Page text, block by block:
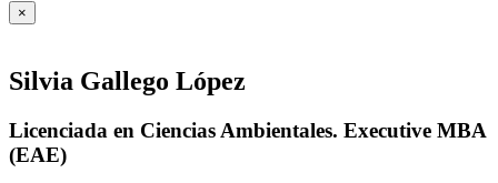
×
Silvia Gallego López
Licenciada en Ciencias Ambientales. Executive MBA
(EAE)